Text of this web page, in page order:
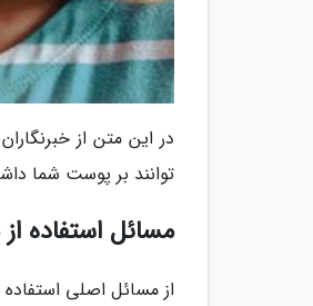
در این متن از
توانند بر پوست شما
مسائل استفاده
از مسائل اصلی